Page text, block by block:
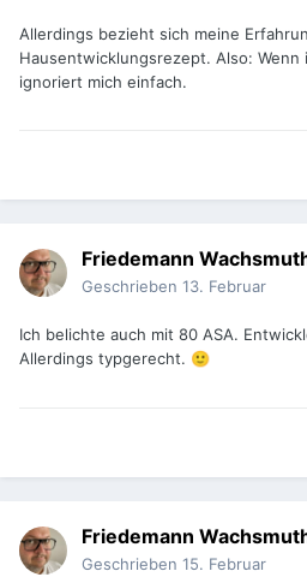
Allerdings bezieht sich meine
Hausentwicklungsrezept. Also: Wenn
ignoriert mich einfach.
Friedemann
Geschrieben 13. Februar
Ich belichte auch mit 80 ASA.
Allerdings typgerecht. 🙂
Friedemann
Geschrieben 15. Februar